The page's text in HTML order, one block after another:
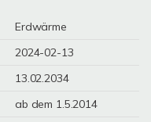
Erdwärme
2024-02-13
13.02.2034
ab dem 1.5.2014